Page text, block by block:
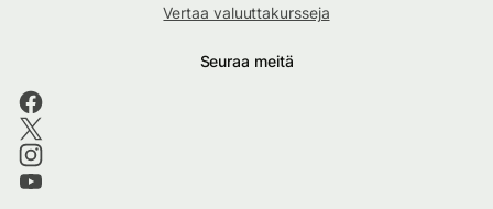
Vertaa valuuttakursseja
Seuraa meitä